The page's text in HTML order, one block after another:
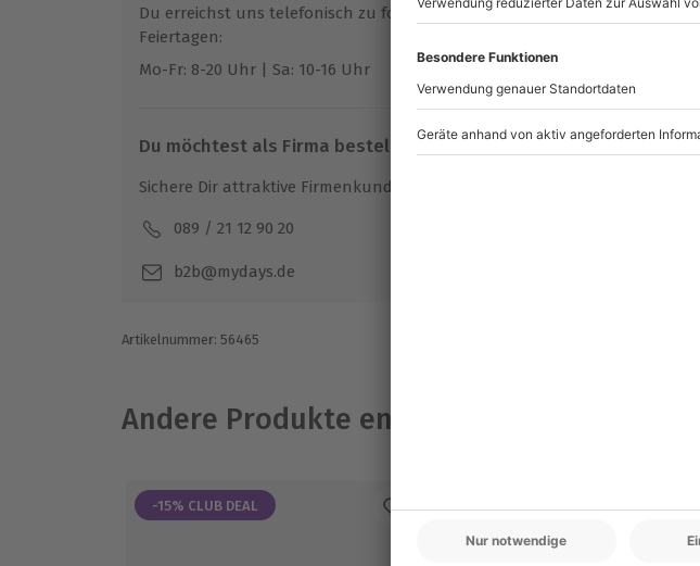
Hinweis
Du erreichst uns telefonisch zu folgenden Zeiten, außer an bundesweiten
Feiertagen:
Mo-Fr: 8-20 Uhr | Sa: 10-16 Uhr
Du möchtest als Firma bestellen?
Sichere Dir attraktive Firmenkunden Vorteile.
089 / 21 12 90 20
b2b@mydays.de
Artikelnummer: 56465
Andere Produkte entdecken
-15% CLUB DEAL